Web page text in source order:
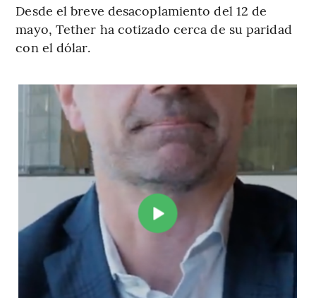
Desde el breve desacoplamiento del 12 de
mayo, Tether ha cotizado cerca de su paridad
con el dólar.